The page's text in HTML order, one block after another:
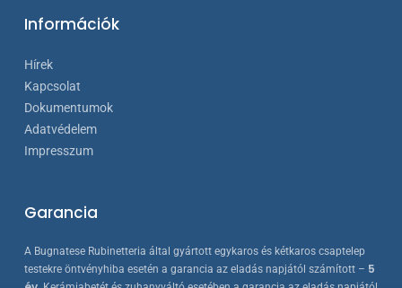
Információk
Hírek
Kapcsolat
Dokumentumok
Adatvédelem
Impresszum
Garancia
A Bugnatese Rubinetteria által gyártott egykaros és kétkaros csaptelep
testekre öntvényhiba esetén a garancia az eladás napjától számított – 5